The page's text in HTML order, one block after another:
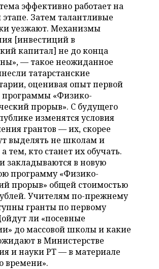
СПОРТА
эффективно работает на
Затем талантливые
уезжают. Механизмы
[инвестиций в
капитал] не до конца
— такое неожиданное
татарстанские
оценивая опыт первой
программы «Физико-
прорыв». С будущего
изменятся условия
грантов — их, скорее
выделять не школам и
тем, кто станет их обучать.
закладываются в новую
программу «Физико-
прорыв» общей стоимостью
Учителям по-прежнему
гранты по первому
ли «посевные
до массовой школы и какие
в Министерстве
и науки РТ — в материале
времени».